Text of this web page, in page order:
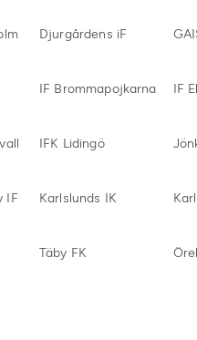
Djurgårdens iF
IF Brommapojkarna IF
IFK Lidingö
IF Karlslunds IK
Täby FK